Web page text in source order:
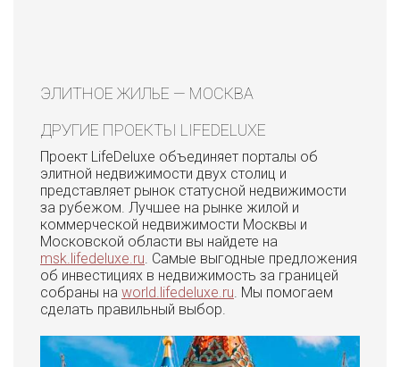
ЭЛИТНОЕ ЖИЛЬЕ — МОСКВА
ДРУГИЕ ПРОЕКТЫ LIFEDELUXE
Проект LifeDeluxe объединяет порталы об
элитной недвижимости двух столиц и
представляет рынок статусной недвижимости
за рубежом. Лучшее на рынке жилой и
коммерческой недвижимости Москвы и
Московской области вы найдете на
msk.lifedeluxe.ru . Самые выгодные предложения
об инвестициях в недвижимость за границей
собраны на world.lifedeluxe.ru . Мы помогаем
сделать правильный выбор.